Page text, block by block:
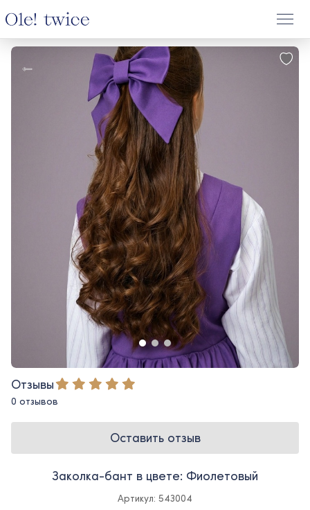
Отзывы
0 отзывов
Оставить отзыв
Заколка-бант в цвете: Фиолетовый
Артикул: 543004